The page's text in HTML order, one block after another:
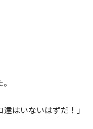
はいないはずだ！」